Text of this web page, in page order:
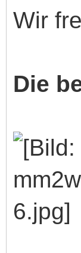
Wir
Die